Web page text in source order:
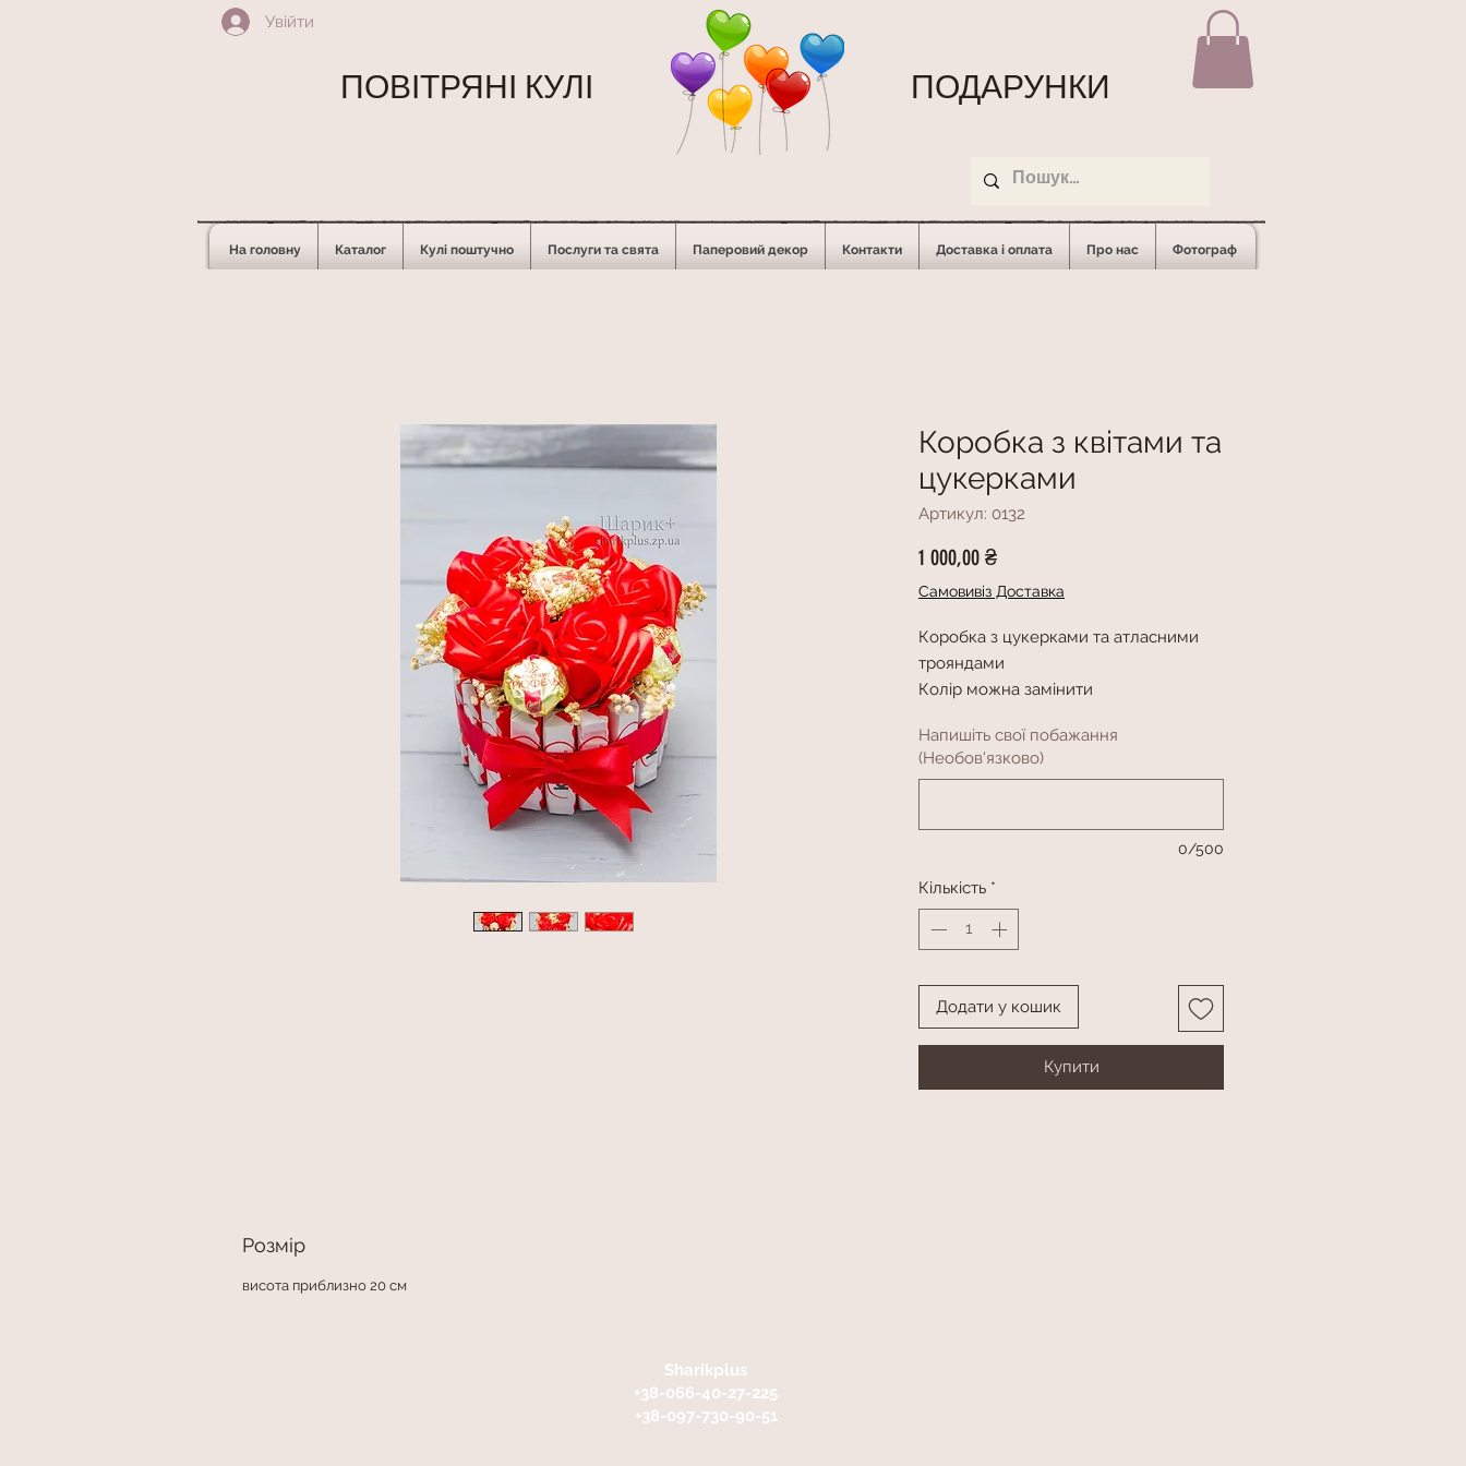
Увійти
ПОВІТРЯНІ КУЛІ ПОДАРУНКИ
На головну Каталог Кулі поштучно Послуги та свята Паперовий декор Контакти Доставка і оплата Про нас Фотограф
Коробка з квітами та
цукерками
Артикул: 0132
1 000,00 ₴Ціна
Самовивіз Доставка
Коробка з цукерками та атласними
трояндами
Колір можна замінити
Напишіть свої побажання
(Необов'язково)
0/500
Кількість *
Додати у кошик
Купити
Розмір
висота приблизно 20 см
Sharikplus
+38-066-40-27-225
+38-097-730-90-51